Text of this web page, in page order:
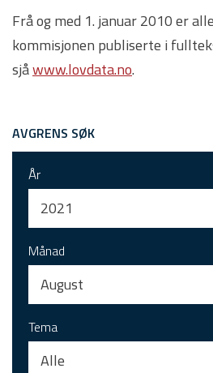
Frå og med 1. januar 2010 er
kommisjonen publiserte i
sjåwww.lovdata.no.
AVGRENS SØK
År
2021
Månad
August
Tema
Alle